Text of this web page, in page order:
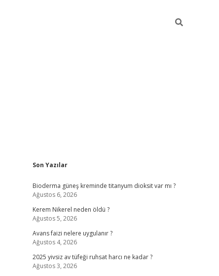
Sidebar
Son Yazılar
Bioderma güneş kreminde titanyum dioksit var mı ?
Ağustos 6, 2026
Kerem Nikerel neden öldü ?
Ağustos 5, 2026
Avans faizi nelere uygulanır ?
Ağustos 4, 2026
2025 yivsiz av tüfeği ruhsat harcı ne kadar ?
Ağustos 3, 2026